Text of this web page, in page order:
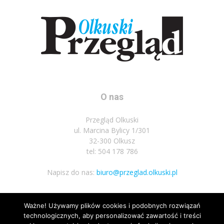
O nas
Przegląd Olkuski
ul. Marcina Bylicy 1/301
32-300 Olkusz
tel: 504 178 786
Napisz do nas: biuro@przeglad.olkuski.pl
Podążaj za nami
Ważne! Używamy plików cookies i podobnych rozwiązań
technologicznych, aby personalizować zawartość i treści